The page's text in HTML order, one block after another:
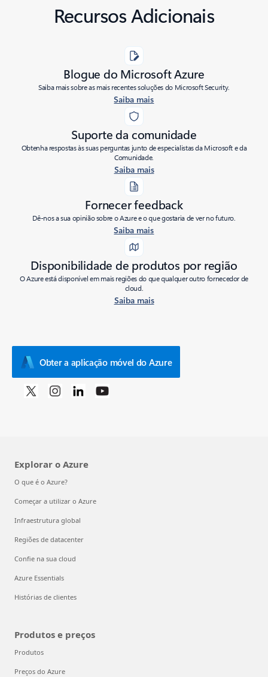
Recursos Adicionais
Blogue do Microsoft Azure
Saiba mais sobre as mais recentes soluções do Microsoft Security.
Saiba mais
Suporte da comunidade
Obtenha respostas às suas perguntas junto de especialistas da Microsoft e da
Comunidade.
Saiba mais
Fornecer feedback
Dê-nos a sua opinião sobre o Azure e o que gostaria de ver no futuro.
Saiba mais
Disponibilidade de produtos por região
O Azure está disponível em mais regiões do que qualquer outro fornecedor de
cloud.
Saiba mais
Obter a aplicação móvel do Azure
Explorar o Azure
O que é o Azure?
Começar a utilizar o Azure
Infraestrutura global
Regiões de datacenter
Confie na sua cloud
Azure Essentials
Histórias de clientes
Produtos e preços
Produtos
Preços do Azure